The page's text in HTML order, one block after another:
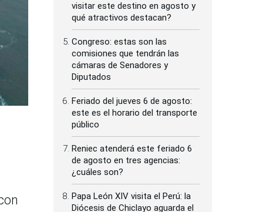
visitar este destino en agosto y
qué atractivos destacan?
Congreso: estas son las
comisiones que tendrán las
cámaras de Senadores y
Diputados
Feriado del jueves 6 de agosto:
este es el horario del transporte
público
Reniec atenderá este feriado 6
de agosto en tres agencias:
¿cuáles son?
Papa León XIV visita el Perú: la
Diócesis de Chiclayo aguarda el